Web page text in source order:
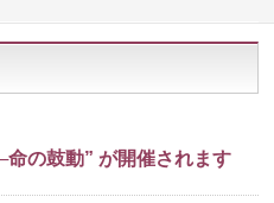
の鼓動” が開催されます